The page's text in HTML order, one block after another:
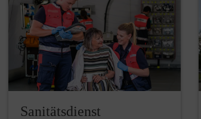
Sanitätsdienst